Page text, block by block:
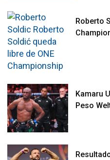
Roberto
Kamaru
Peso